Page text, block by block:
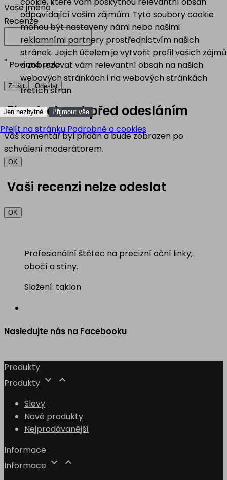
Vaše jméno*
Recenze*
* Povinná pole
Zrušit Odeslat
Zkontrolovat před odesláním
Váš komentář byl přidán a bude zobrazen po
schválení moderátorem.
OK
Vaši recenzi nelze odeslat
OK
Profesionální štětec na precizní oční linky,
obočí a stíny.
Složení: taklon
Nasledujte nás na Facebooku
Produkty
Produkty  
Slevy
Nové produkty
Nejprodávanější
Informace
Informace  
odpovídající vašim zájmům. Tyto soubory cookie
mohou být nastaveny námi nebo našimi
reklamními partnery prostřednictvím našich
stránek. Jejich účelem je vytvořit profil vašich zájmů
a zobrazovat vám relevantní obsah na našich
webových stránkách i na webových stránkách
třetích stran.
Jen nezbytné Přijmout vše
Přejít na stránku Podrobně o cookies